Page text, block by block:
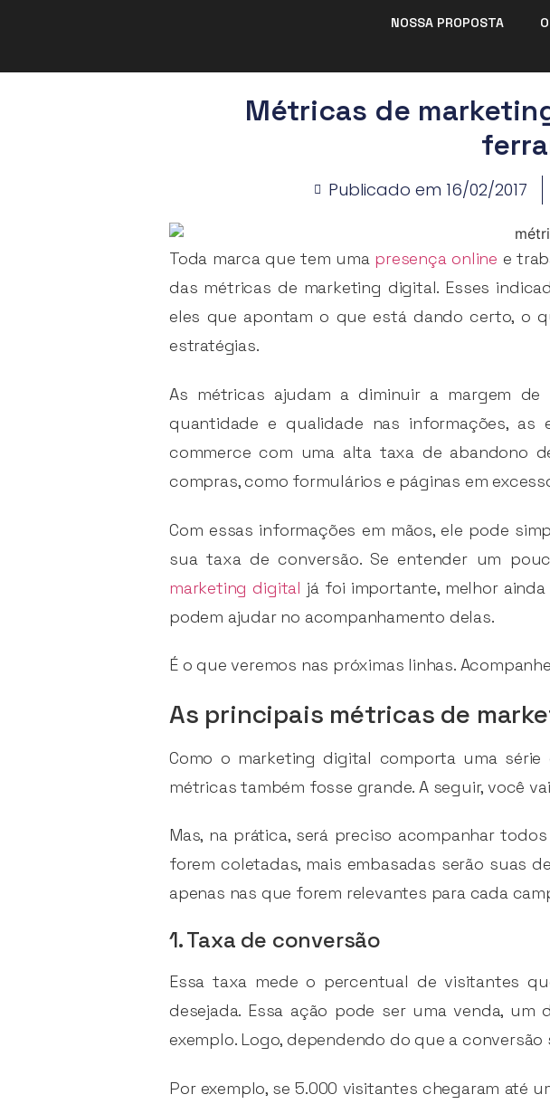
NOSSA PROPOSTA
Métricas de
Publicado em 16/02/2017
Toda marca que tem uma presença online e
das métricas de marketing digital. Esses
eles que apontam o que está dando certo, o
estratégias.
As métricas ajudam a diminuir a margem
quantidade e qualidade nas informações, as
commerce com uma alta taxa de abandono
compras, como formulários e páginas em
Com essas informações em mãos, ele pode
sua taxa de conversão. Se entender um
marketing digital já foi importante, melhor
podem ajudar no acompanhamento delas.
É o que veremos nas próximas linhas.
As principais métricas de
Como o marketing digital comporta uma
métricas também fosse grande. A seguir, você
Mas, na prática, será preciso acompanhar
forem coletadas, mais embasadas serão suas
apenas nas que forem relevantes para cada
1. Taxa de conversão
Essa taxa mede o percentual de visitantes
desejada. Essa ação pode ser uma venda,
exemplo. Logo, dependendo do que a
Por exemplo, se 5.000 visitantes chegaram até